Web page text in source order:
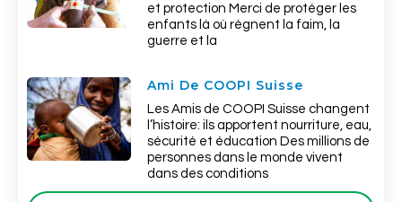
et protection Merci de protéger les
enfants là où règnent la faim, la
guerre et la
Ami De COOPI Suisse
Les Amis de COOPI Suisse changent
l’histoire: ils apportent nourriture, eau,
sécurité et éducation Des millions de
personnes dans le monde vivent
dans des conditions